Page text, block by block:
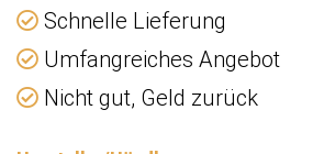
Schnelle Lieferung
Umfangreiches Angebot
Nicht gut, Geld zurück